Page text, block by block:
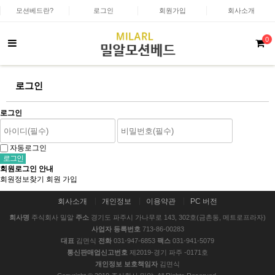
모션베드란? 로그인 회원가입 회사소개
0
로그인
로그인
자동로그인
회원로그인 안내
회원정보찾기
회원 가입
회사소개 개인정보 이용약관 PC 버전
회사명 주식회사 밀알 주소 경기도 파주시 가나무로 143, 302호(금촌동, 메트로프라자)
사업자 등록번호 713-86-00283
대표 김면식 전화 031-947-6853 팩스 031-941-5079
통신판매업신고번호 제2019-경기 파주 -0171호
개인정보 보호책임자 김면식